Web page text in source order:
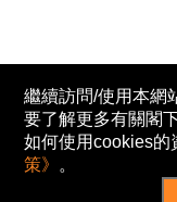
繼續訪問/使用本網
要了解更多有關閣
如何使用cookies的
策》 。